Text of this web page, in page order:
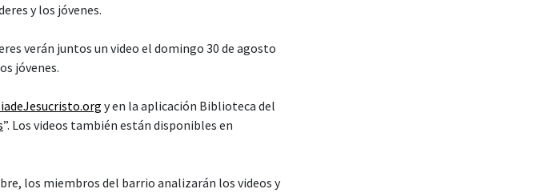
y los jóvenes.
verán juntos un video el domingo 30 de agosto
jóvenes.
y en la aplicación Biblioteca del
”. Los videos también están disponibles en
los miembros del barrio analizarán los videos y